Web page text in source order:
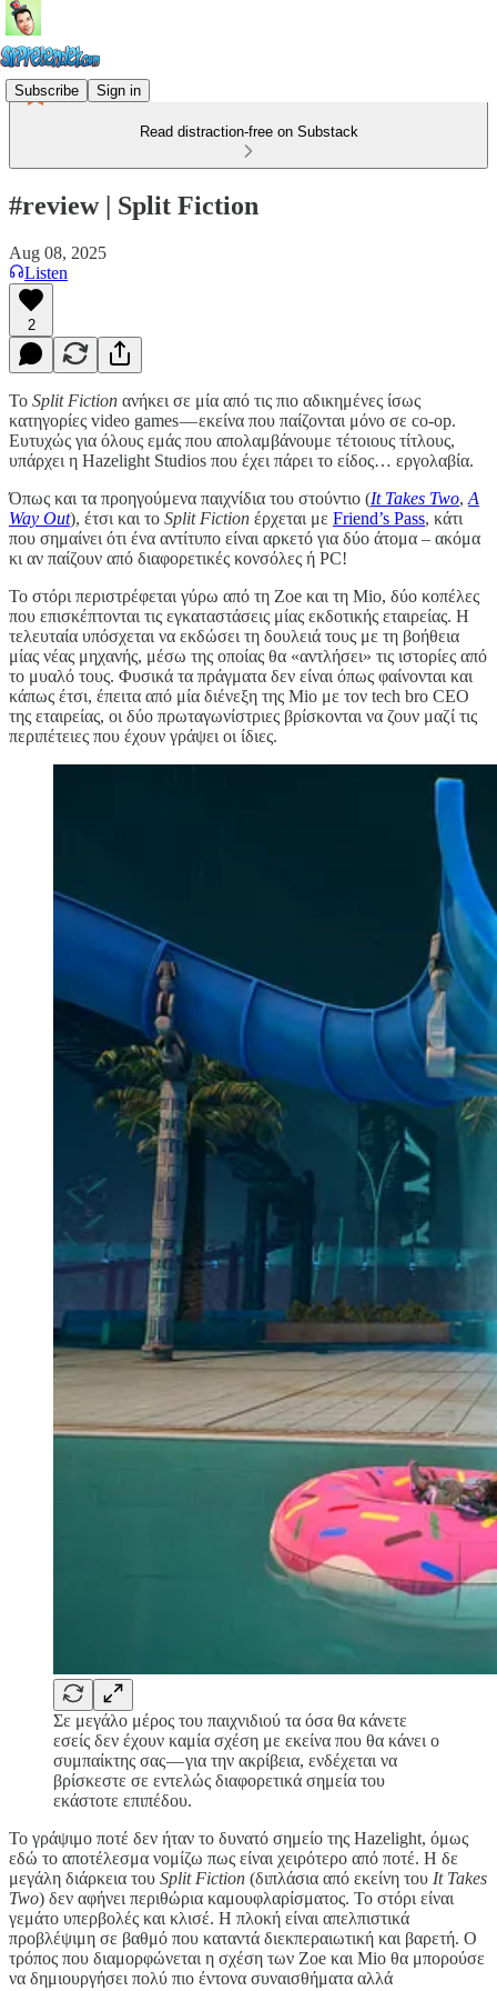
Subscribe Sign in
Read distraction-free on Substack
#review | Split Fiction
Aug 08, 2025
Listen
2
Το Split Fiction ανήκει σε μία από τις πιο αδικημένες ίσως
κατηγορίες video games — εκείνα που παίζονται μόνο σε co-op.
Ευτυχώς για όλους εμάς που απολαμβάνουμε τέτοιους τίτλους,
υπάρχει η Hazelight Studios που έχει πάρει το είδος… εργολαβία.
Όπως και τα προηγούμενα παιχνίδια του στούντιο (It Takes Two, A
Way Out), έτσι και το Split Fiction έρχεται με Friend’s Pass, κάτι
που σημαίνει ότι ένα αντίτυπο είναι αρκετό για δύο άτομα – ακόμα
κι αν παίζουν από διαφορετικές κονσόλες ή PC!
Το στόρι περιστρέφεται γύρω από τη Zoe και τη Mio, δύο κοπέλες
που επισκέπτονται τις εγκαταστάσεις μίας εκδοτικής εταιρείας. Η
τελευταία υπόσχεται να εκδώσει τη δουλειά τους με τη βοήθεια
μίας νέας μηχανής, μέσω της οποίας θα «αντλήσει» τις ιστορίες από
το μυαλό τους. Φυσικά τα πράγματα δεν είναι όπως φαίνονται και
κάπως έτσι, έπειτα από μία διένεξη της Mio με τον tech bro CEO
της εταιρείας, οι δύο πρωταγωνίστριες βρίσκονται να ζουν μαζί τις
περιπέτειες που έχουν γράψει οι ίδιες.
Σε μεγάλο μέρος του παιχνιδιού τα όσα θα κάνετε
εσείς δεν έχουν καμία σχέση με εκείνα που θα κάνει ο
συμπαίκτης σας — για την ακρίβεια, ενδέχεται να
βρίσκεστε σε εντελώς διαφορετικά σημεία του
εκάστοτε επιπέδου.
Το γράψιμο ποτέ δεν ήταν το δυνατό σημείο της Hazelight, όμως
εδώ το αποτέλεσμα νομίζω πως είναι χειρότερο από ποτέ. Η δε
μεγάλη διάρκεια του Split Fiction (διπλάσια από εκείνη του It Takes
Two) δεν αφήνει περιθώρια καμουφλαρίσματος. Το στόρι είναι
γεμάτο υπερβολές και κλισέ. Η πλοκή είναι απελπιστικά
προβλέψιμη σε βαθμό που καταντά διεκπεραιωτική και βαρετή. Ο
τρόπος που διαμορφώνεται η σχέση των Zoe και Mio θα μπορούσε
να δημιουργήσει πολύ πιο έντονα συναισθήματα αλλά